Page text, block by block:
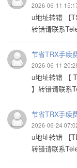
2026-06-11
u地址转错 【
转错请联系
节省TRX手续
2026-06-11
u地址转错 【
】转错请联系
节省TRX手续
2026-06-24
u地址转错 【
转错请联系